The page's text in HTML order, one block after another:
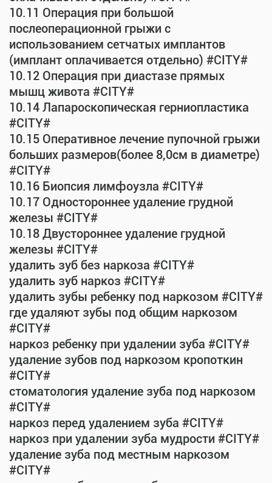
10.11 Операция при большой
послеоперационной грыжи с
использованием сетчатых имплантов
(имплант оплачивается отдельно) #CITY#
10.12 Операция при диастазе прямых
мышц живота #CITY#
10.14 Лапароскопическая герниопластика
#CITY#
10.15 Оперативное лечение пупочной грыжи
больших размеров(более 8,0см в диаметре)
#CITY#
10.16 Биопсия лимфоузла #CITY#
10.17 Одностороннее удаление грудной
железы #CITY#
10.18 Двустороннее удаление грудной
железы #CITY#
удалить зуб без наркоза #CITY#
удалить зуб наркоз #CITY#
удалить зубы ребенку под наркозом #CITY#
где удаляют зубы под общим наркозом
#CITY#
наркоз ребенку при удалении зуба #CITY#
удаление зубов под наркозом кропоткин
#CITY#
стоматология удаление зуба под наркозом
#CITY#
наркоз перед удалением зуба #CITY#
наркоз при удалении зуба мудрости #CITY#
удаление зуба под местным наркозом
#CITY#